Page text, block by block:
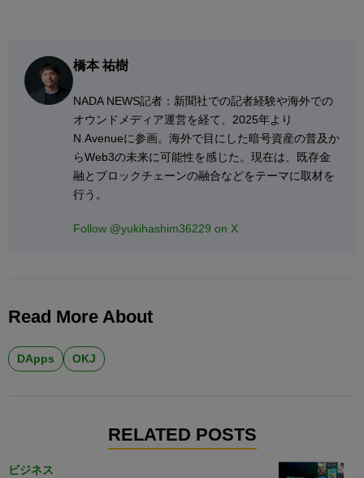
橋本 祐樹
NADA NEWS記者：新聞社での記者経験や海外での
オウンドメディア運営を経て、2025年より
N.Avenueに参画。海外で目にした暗号資産の普及か
らWeb3の未来に可能性を感じた。現在は、既存金
融とブロックチェーンの融合などをテーマに取材を
行う。
Follow @yukihashim36229 on X
Read More About
DApps OKJ
RELATED POSTS
ビジネス